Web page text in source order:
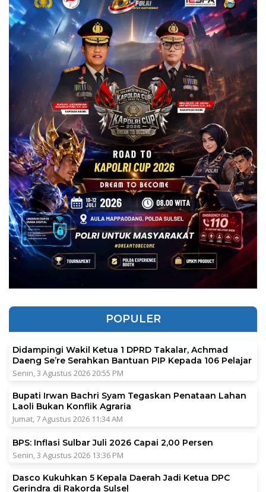
POPULER
Didampingi Wakil Ketua 1 DPRD Takalar, Achmad
Daeng Se’re Serahkan Bantuan PIP Kepada 106 Pelajar
Senin, 3 Agustus 2026 20:55 PM
Bupati Irwan Bachri Syam Tegaskan Penataan Lahan
Laoli Bukan Konflik Agraria
Jumat, 7 Agustus 2026 11:34 AM
BPS: Inflasi Sulbar Juli 2026 Capai 2,00 Persen
Senin, 3 Agustus 2026 13:36 PM
Dasco Kukuhkan 5 Kepala Daerah Jadi Ketua DPC
Gerindra di Rakorda Sulsel